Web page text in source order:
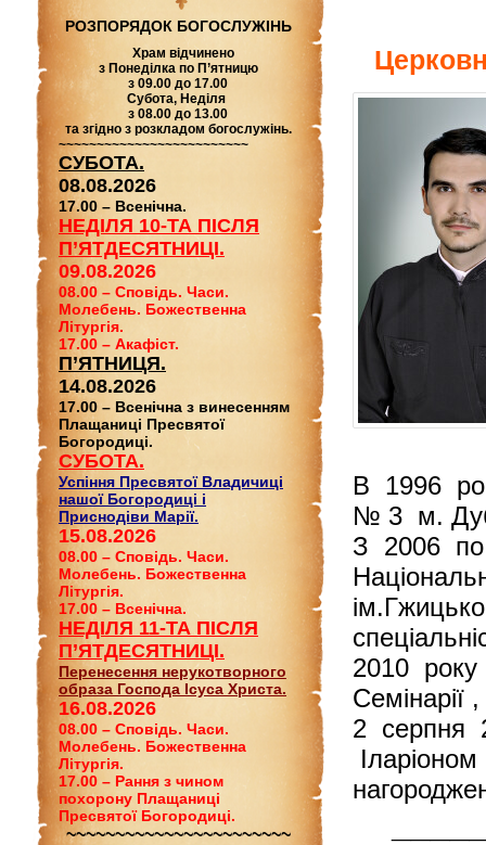
РОЗПОРЯДОК БОГОСЛУЖІНЬ
Храм відчинено
з Понеділка по П’ятницю
з 09.00 до 17.00
Субота, Неділя
з 08.00 до 13.00
та згідно з розкладом богослужінь.
~~~~~~~~~~~~~~~~~~~~~~~~~
СУБОТА.
08.08.2026
17.00 – Всенічна.
НЕДІЛЯ 10-ТА ПІСЛЯ
П’ЯТДЕСЯТНИЦІ.
09.08.2026
08.00 – Сповідь. Часи.
Молебень. Божественна
Літургія.
17.00 – Акафіст.
П’ЯТНИЦЯ.
14.08.2026
17.00 – Всенічна з винесенням
Плащаниці Пресвятої
Богородиці.
СУБОТА.
Успіння Пресвятої Владичиці
нашої Богородиці і
Приснодіви Марії.
15.08.2026
08.00 – Сповідь. Часи.
Молебень. Божественна
Літургія.
17.00 – Всенічна.
НЕДІЛЯ 11-ТА ПІСЛЯ
П’ЯТДЕСЯТНИЦІ.
Перенесення нерукотворного
образа Господа Ісуса Христа.
16.08.2026
08.00 – Сповідь. Часи.
Молебень. Божественна
Літургія.
17.00 – Рання з чином
похорону Плащаниці
Пресвятої Богородиці.
~~~~~~~~~~~~~~~~~~~~~~~
В 1996
№ 3 м.
З 2006
2010 року
Семінарії
2 серпня